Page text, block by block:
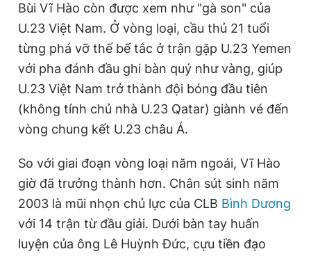
Bùi Vĩ Hào còn được xem như "gà son" của
U.23 Việt Nam. Ở vòng loại, cầu thủ 21 tuổi
từng phá vỡ thế bế tắc ở trận gặp U.23 Yemen
với pha đánh đầu ghi bàn quý như vàng, giúp
U.23 Việt Nam trở thành đội bóng đầu tiên
(không tính chủ nhà U.23 Qatar) giành vé đến
vòng chung kết U.23 châu Á.
So với giai đoạn vòng loại năm ngoái, Vĩ Hào
giờ đã trưởng thành hơn. Chân sút sinh năm
2003 là mũi nhọn chủ lực của CLB Bình Dương
với 14 trận từ đầu giải. Dưới bàn tay huấn
luyện của ông Lê Huỳnh Đức, cựu tiền đạo